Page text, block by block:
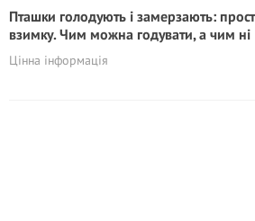
Пташки голодують і замерзають:
взимку. Чим можна годувати, а чим ні
Цінна інформація